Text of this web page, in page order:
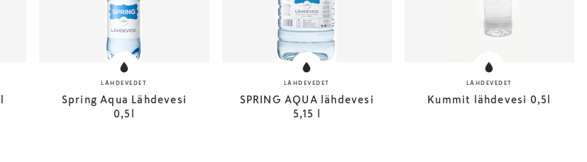
LÄHDEVEDET
Spring Aqua Lähdevesi
0,5l
LÄHDEVEDET
SPRING AQUA lähdevesi
5,15 l
LÄHDEVEDET
Kummit lähdevesi 0,5l